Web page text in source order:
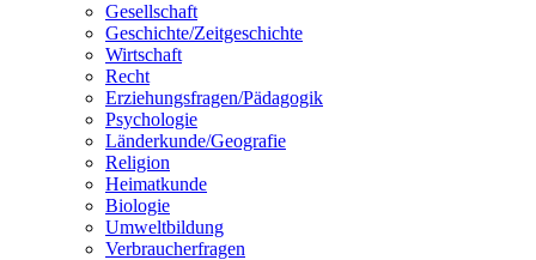
Gesellschaft
Geschichte/Zeitgeschichte
Wirtschaft
Recht
Erziehungsfragen/Pädagogik
Psychologie
Länderkunde/Geografie
Religion
Heimatkunde
Biologie
Umweltbildung
Verbraucherfragen